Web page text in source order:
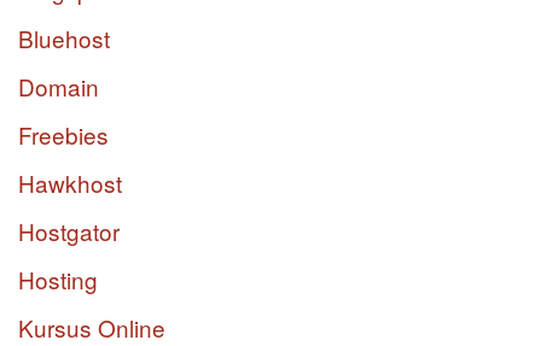
Bluehost
Domain
Freebies
Hawkhost
Hostgator
Hosting
Kursus Online